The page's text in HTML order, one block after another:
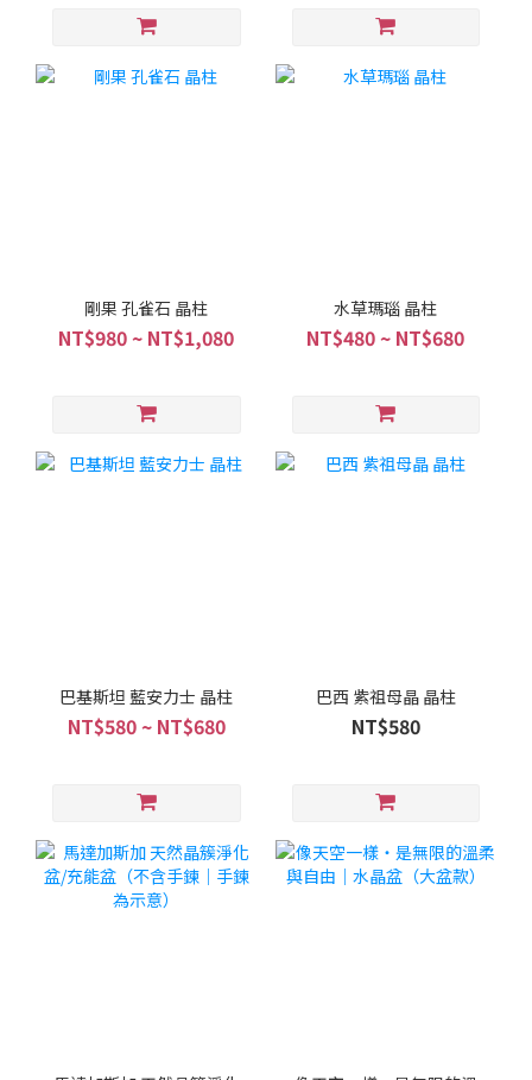
剛果 孔雀石 晶柱
NT$980 ~ NT$1,080
水草瑪瑙 晶柱
NT$480 ~ NT$680
巴基斯坦 藍安力士 晶柱
NT$580 ~ NT$680
巴西 紫祖母晶 晶柱
NT$580